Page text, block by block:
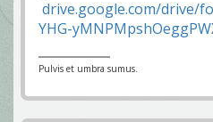
drive.google.com/drive/
YHG-
Pulvis et umbra sumus.